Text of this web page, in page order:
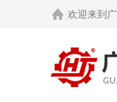
欢迎来到